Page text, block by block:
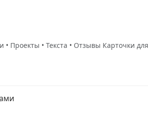
• Проекты • Текста • Отзывы Карточки